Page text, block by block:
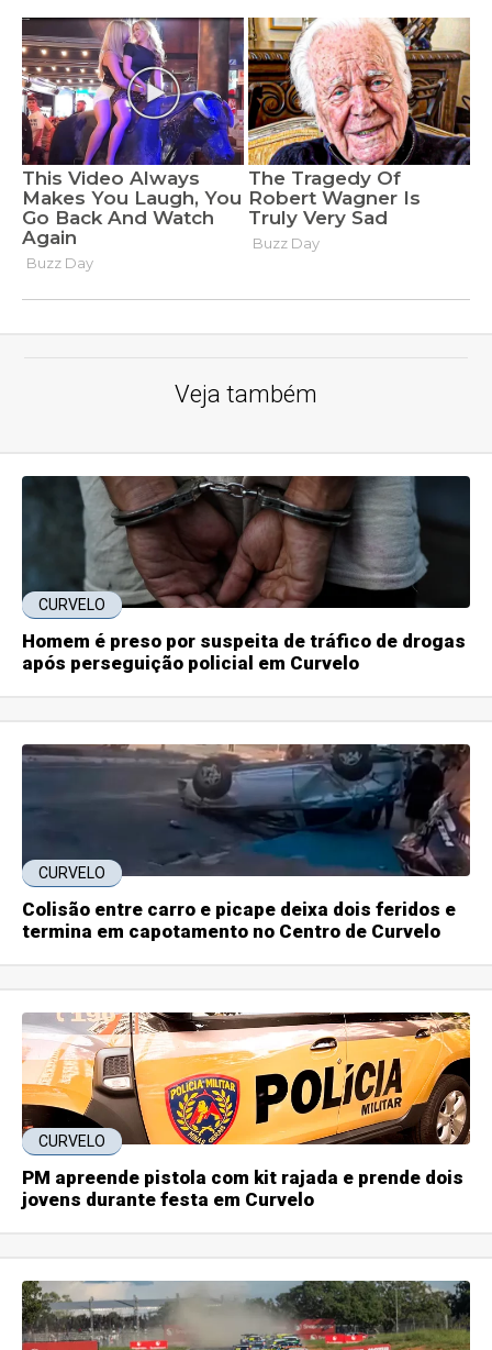
Veja também
CURVELO
Homem é preso por suspeita de tráfico de drogas
após perseguição policial em Curvelo
CURVELO
Colisão entre carro e picape deixa dois feridos e
termina em capotamento no Centro de Curvelo
CURVELO
PM apreende pistola com kit rajada e prende dois
jovens durante festa em Curvelo